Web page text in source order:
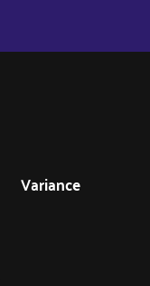
Variance